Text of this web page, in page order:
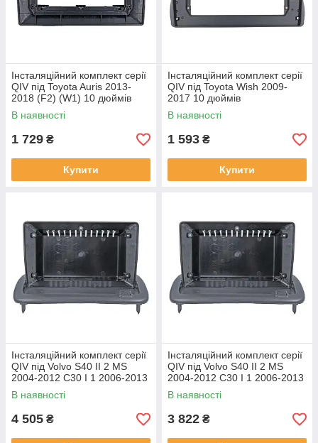
Інсталяційний комплект серії
QIV під Toyota Auris 2013-
2018 (F2) (W1) 10 дюймів
В наявності
1 729 ₴
Купити
Інсталяційний комплект серії
QIV під Toyota Wish 2009-
2017 10 дюймів
В наявності
1 593 ₴
Купити
Інсталяційний комплект серії
QIV під Volvo S40 II 2 MS
2004-2012 C30 I 1 2006-2013
C70 II 2 2005-2013 (W1) 9
В наявності
4 505 ₴
Інсталяційний комплект серії
QIV під Volvo S40 II 2 MS
2004-2012 C30 I 1 2006-2013
C70 II 2 2005-2013 (W2) 9
В наявності
3 822 ₴